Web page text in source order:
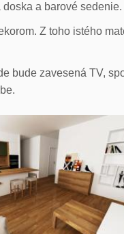
a barové sedenie.
Z toho istého
bude zavesená TV,